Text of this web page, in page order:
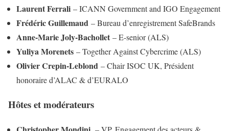
Laurent Ferrali – ICANN Government and IGO Engagement
Frédéric Guillemaud – Bureau d’enregistrement SafeBrands
Anne-Marie Joly-Bachollet – E-senior (ALS)
Yuliya Morenets – Together Against Cybercrime (ALS)
Olivier Crepin-Leblond – Chair ISOC UK, Président
honoraire d’ALAC & d’EURALO
Hôtes et modérateurs